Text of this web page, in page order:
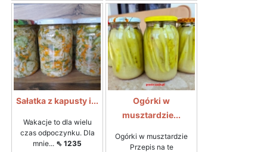
Sałatka z kapusty i...
Wakacje to dla wielu
czas odpoczynku. Dla
mnie... ⇖ 1235
Ogórki w
musztardzie...
Ogórki w musztardzie
Przepis na te